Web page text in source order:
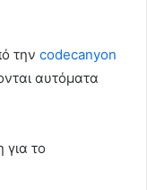
την codecanyon
αυτόματα
το